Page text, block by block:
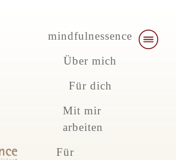
mindfulnessence
Über mich
Für dich
Mit mir
arbeiten
Für